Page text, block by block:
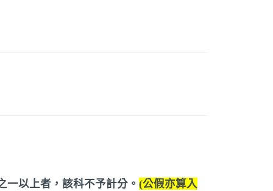
以上者，該科不予計分。 (公假亦算入